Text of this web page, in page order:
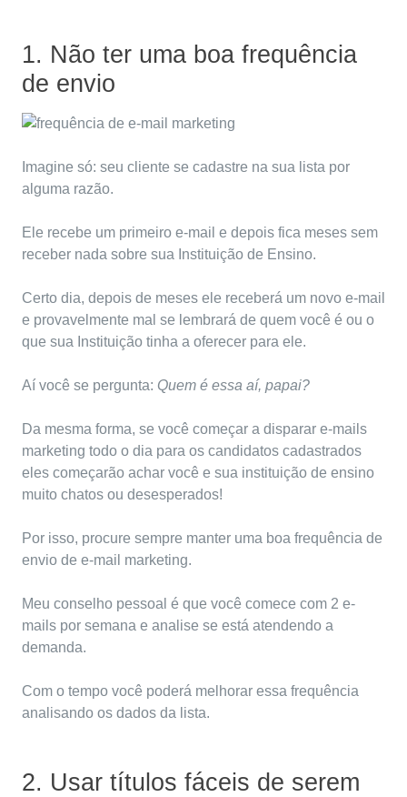
1. Não ter uma boa frequência
de envio
Imagine só: seu cliente se cadastre na sua lista por
alguma razão.
Ele recebe um primeiro e-mail e depois fica meses sem
receber nada sobre sua Instituição de Ensino.
Certo dia, depois de meses ele receberá um novo e-mail
e provavelmente mal se lembrará de quem você é ou o
que sua Instituição tinha a oferecer para ele.
Aí você se pergunta: Quem é essa aí, papai?
Da mesma forma, se você começar a disparar e-mails
marketing todo o dia para os candidatos cadastrados
eles começarão achar você e sua instituição de ensino
muito chatos ou desesperados!
Por isso, procure sempre manter uma boa frequência de
envio de e-mail marketing.
Meu conselho pessoal é que você comece com 2 e-
mails por semana e analise se está atendendo a
demanda.
Com o tempo você poderá melhorar essa frequência
analisando os dados da lista.
2. Usar títulos fáceis de serem